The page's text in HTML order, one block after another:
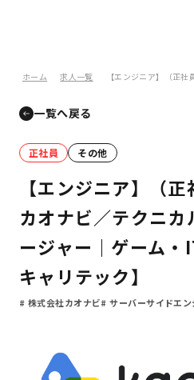
ホーム 求人一覧 【エンジニア】（正
一覧へ戻る
正社員 その他
【エンジニア】（
カオナビ／テクニカ
ージャー｜ゲーム
キャリテック】
株式会社カオナビ サーバーサイドエン